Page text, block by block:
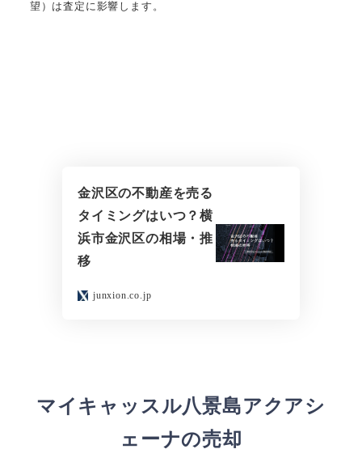
望）は査定に影響します。
金沢区の不動産を売る
タイミングはいつ？横
浜市金沢区の相場・推
移
junxion.co.jp
マイキャッスル八景島アクアシ
ェーナの売却